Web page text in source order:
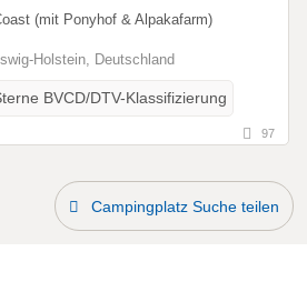
(mit Ponyhof & Alpakafarm)
Holstein, Deutschland
BVCD/DTV-Klassifizierung
97
Campingplatz Suche teilen